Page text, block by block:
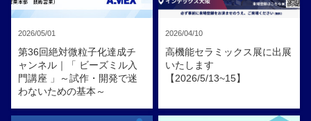
2026/05/01
第36回絶対微粒子化達成チ
ャンネル｜「 ビーズミル入
門講座 」～試作・開発で迷
わないための基本～
2026/04/10
高機能セラミックス展に出展
いたします
【2026/5/13~15】